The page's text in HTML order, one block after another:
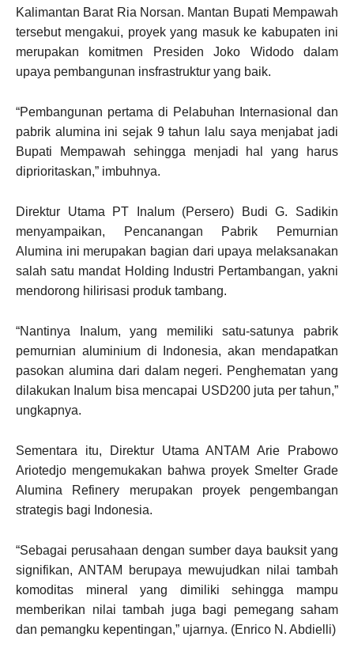
Kalimantan Barat Ria Norsan. Mantan Bupati Mempawah
tersebut mengakui, proyek yang masuk ke kabupaten ini
merupakan komitmen Presiden Joko Widodo dalam
upaya pembangunan insfrastruktur yang baik.
“Pembangunan pertama di Pelabuhan Internasional dan
pabrik alumina ini sejak 9 tahun lalu saya menjabat jadi
Bupati Mempawah sehingga menjadi hal yang harus
diprioritaskan,” imbuhnya.
Direktur Utama PT Inalum (Persero) Budi G. Sadikin
menyampaikan, Pencanangan Pabrik Pemurnian
Alumina ini merupakan bagian dari upaya melaksanakan
salah satu mandat Holding Industri Pertambangan, yakni
mendorong hilirisasi produk tambang.
“Nantinya Inalum, yang memiliki satu-satunya pabrik
pemurnian aluminium di Indonesia, akan mendapatkan
pasokan alumina dari dalam negeri. Penghematan yang
dilakukan Inalum bisa mencapai USD200 juta per tahun,”
ungkapnya.
Sementara itu, Direktur Utama ANTAM Arie Prabowo
Ariotedjo mengemukakan bahwa proyek Smelter Grade
Alumina Refinery merupakan proyek pengembangan
strategis bagi Indonesia.
“Sebagai perusahaan dengan sumber daya bauksit yang
signifikan, ANTAM berupaya mewujudkan nilai tambah
komoditas mineral yang dimiliki sehingga mampu
memberikan nilai tambah juga bagi pemegang saham
dan pemangku kepentingan,” ujarnya. (Enrico N. Abdielli)